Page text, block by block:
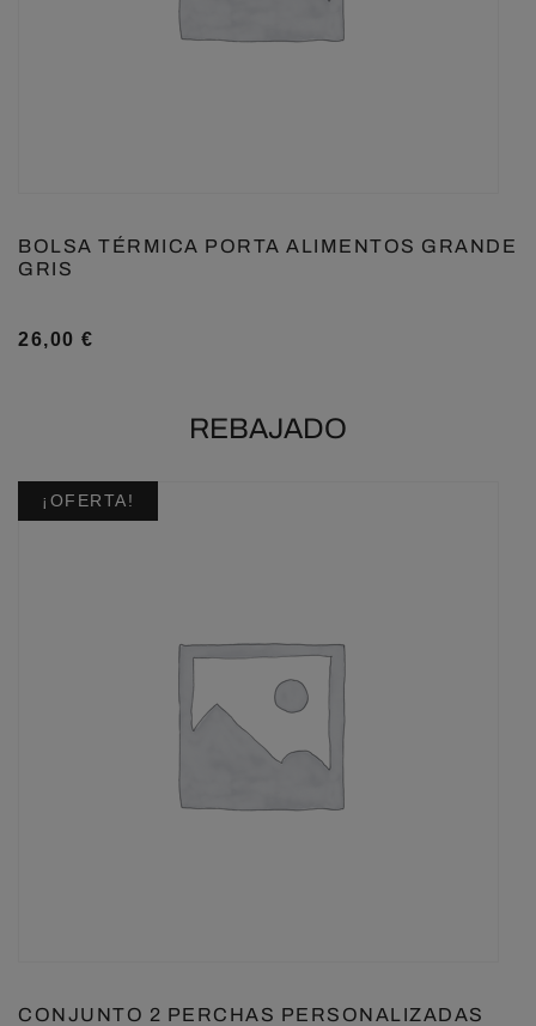
BOLSA TÉRMICA PORTA ALIMENTOS GRANDE
GRIS
26,00 €
REBAJADO
¡OFERTA!
CONJUNTO 2 PERCHAS PERSONALIZADAS